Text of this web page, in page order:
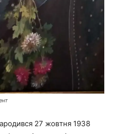
27 жовтня 1938